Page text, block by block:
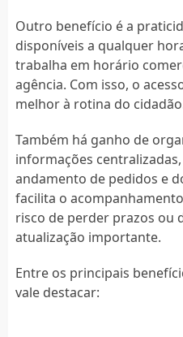
Outro benefício é a
disponíveis a qualquer
trabalha em horário
agência. Com isso, o
melhor à rotina do
Também há ganho de
informações
andamento de pedidos e
facilita o
risco de perder prazos ou
atualização importante.
Entre os principais
vale destacar: